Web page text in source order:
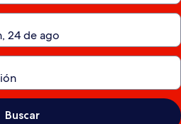
Buscar